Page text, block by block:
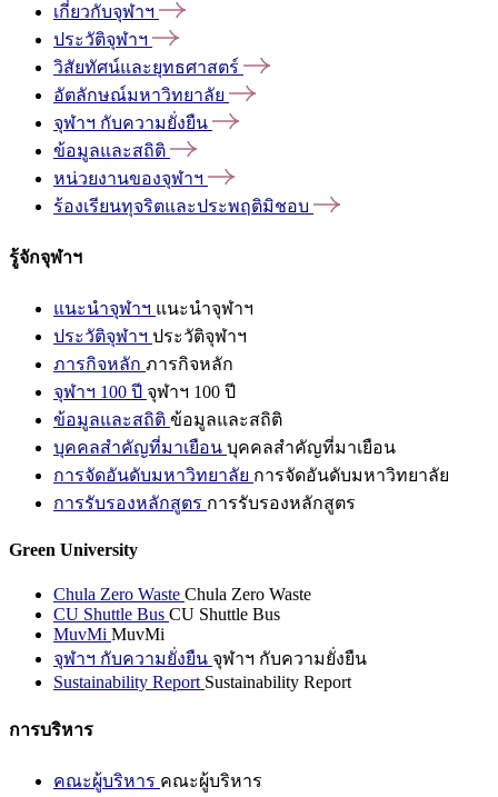
เกี่ยวกับจุฬาฯ
ประวัติจุฬาฯ
วิสัยทัศน์และยุทธศาสตร์
อัตลักษณ์มหาวิทยาลัย
จุฬาฯ กับความยั่งยืน
ข้อมูลและสถิติ
หน่วยงานของจุฬาฯ
ร้องเรียนทุจริตและประพฤติมิชอบ
รู้จักจุฬาฯ
แนะนำจุฬาฯ แนะนำจุฬาฯ
ประวัติจุฬาฯ ประวัติจุฬาฯ
ภารกิจหลัก ภารกิจหลัก
จุฬาฯ 100 ปี จุฬาฯ 100 ปี
ข้อมูลและสถิติ ข้อมูลและสถิติ
บุคคลสำคัญที่มาเยือน บุคคลสำคัญที่มาเยือน
การจัดอันดับมหาวิทยาลัย การจัดอันดับมหาวิทยาลัย
การรับรองหลักสูตร การรับรองหลักสูตร
Green University
Chula Zero Waste Chula Zero Waste
CU Shuttle Bus CU Shuttle Bus
MuvMi MuvMi
จุฬาฯ กับความยั่งยืน จุฬาฯ กับความยั่งยืน
Sustainability Report Sustainability Report
การบริหาร
คณะผู้บริหาร คณะผู้บริหาร